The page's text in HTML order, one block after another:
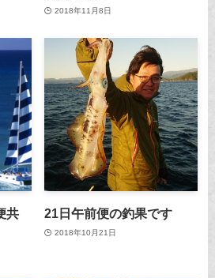
2018年11月8日
共
21日午前便の釣果です
2018年10月21日